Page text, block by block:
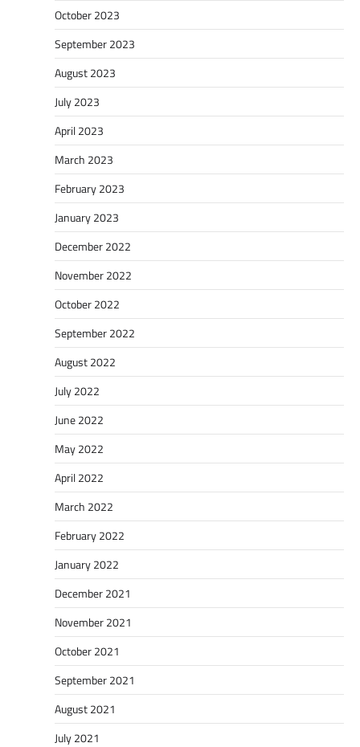
October 2023
September 2023
August 2023
July 2023
April 2023
March 2023
February 2023
January 2023
December 2022
November 2022
October 2022
September 2022
August 2022
July 2022
June 2022
May 2022
April 2022
March 2022
February 2022
January 2022
December 2021
November 2021
October 2021
September 2021
August 2021
July 2021